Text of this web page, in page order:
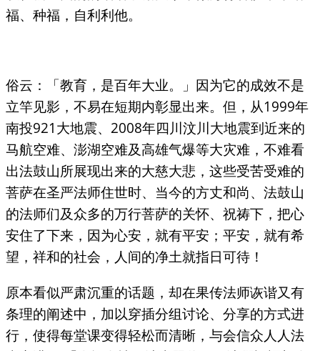
福、种福，自利利他。
俗云：「教育，是百年大业。」因为它的成效不是
立竿见影，不易在短期内彰显出来。但，从1999年
南投921大地震、2008年四川汶川大地震到近来的
马航空难、澎湖空难及高雄气爆等大灾难，不难看
出法鼓山所展现出来的大慈大悲，这些受苦受难的
菩萨在圣严法师住世时、当今的方丈和尚、法鼓山
的法师们及众多的万行菩萨的关怀、祝祷下，把心
安住了下来，因为心安，就有平安；平安，就有希
望，祥和的社会，人间的净土就指日可待！
原本看似严肃沉重的话题，却在果传法师诙谐又有
条理的阐述中，加以穿插分组讨论、分享的方式进
行，使得每堂课变得轻松而清晰，与会信众人人法